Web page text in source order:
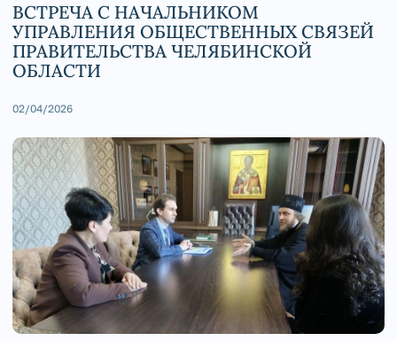
ВСТРЕЧА С НАЧАЛЬНИКОМ
УПРАВЛЕНИЯ ОБЩЕСТВЕННЫХ СВЯЗЕЙ
ПРАВИТЕЛЬСТВА ЧЕЛЯБИНСКОЙ
ОБЛАСТИ
02/04/2026